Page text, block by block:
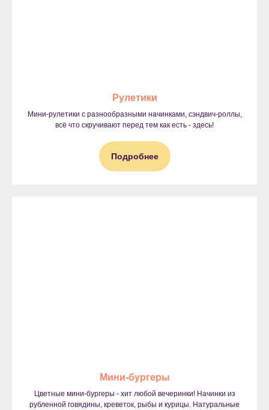
Рулетики
Мини-рулетики с разнообразными начинками, сэндвич-роллы,
всё что скручивают перед тем как есть - здесь!
Подробнее
Мини-бургеры
Цветные мини-бургеры - хит любой вечеринки! Начинки из
рубленной говядины, креветок, рыбы и курицы. Натуральные